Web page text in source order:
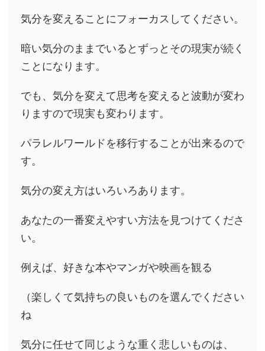
気分を変えることにフォーカスしてください。
暗い気分のままでいるとずっとその現実が続く
ことになります。
でも、気分を変えて思考を変えると波動が変わ
りますので現実も変わります。
パラレルワールドを移行することが出来るので
す。
気分の変え方はいろいろあります。
あなたの一番変えやすい方法を見つけてくださ
い。
例えば、好きな本やマンガや映画を観る
（楽しくて気持ちの良いものを選んでください
ね
気分に任せて同じような重く悲しいものは、